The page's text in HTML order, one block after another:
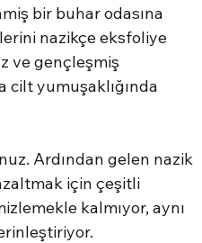
bir buhar odasına
nazikçe eksfoliye
ve gençleşmiş
cilt yumuşaklığında
Ardından gelen nazik
için çeşitli
kalmıyor, aynı